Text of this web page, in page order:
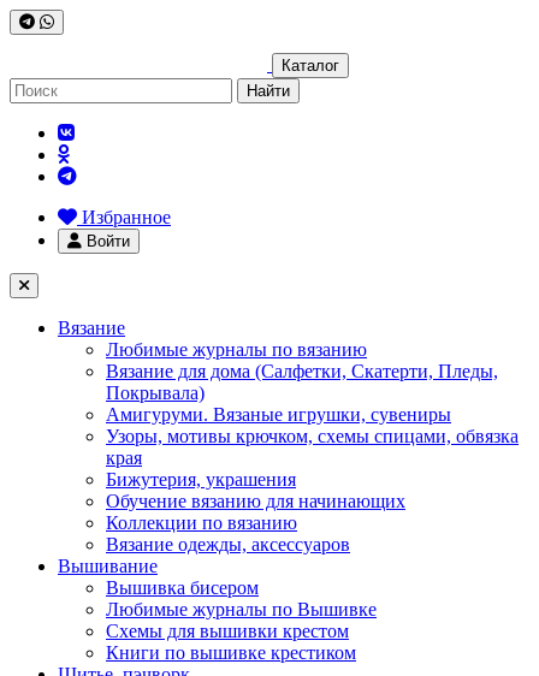
Каталог
Найти
Избранное
Войти
Вязание
Любимые журналы по вязанию
Вязание для дома (Салфетки, Скатерти, Пледы,
Покрывала)
Амигуруми. Вязаные игрушки, сувениры
Узоры, мотивы крючком, схемы спицами, обвязка
края
Бижутерия, украшения
Обучение вязанию для начинающих
Коллекции по вязанию
Вязание одежды, аксессуаров
Вышивание
Вышивка бисером
Любимые журналы по Вышивке
Схемы для вышивки крестом
Книги по вышивке крестиком